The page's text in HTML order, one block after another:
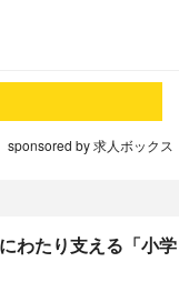
sponsored by 求人ボックス
わたり支える「小学